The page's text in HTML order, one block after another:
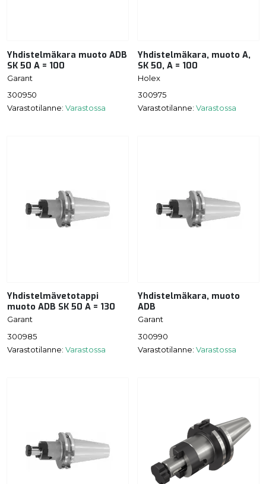
Yhdistelmäkara muoto ADB
SK 50 A = 100
Garant
300950
Varastotilanne: Varastossa
Yhdistelmäkara, muoto A,
SK 50, A = 100
Holex
300975
Varastotilanne: Varastossa
Yhdistelmävetotappi
muoto ADB SK 50 A = 130
Garant
300985
Varastotilanne: Varastossa
Yhdistelmäkara, muoto
ADB
Garant
300990
Varastotilanne: Varastossa